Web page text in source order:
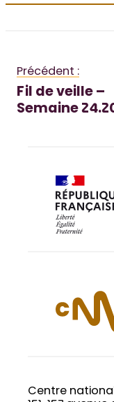
Précédent :
Fil de veille –
Semaine
Centre